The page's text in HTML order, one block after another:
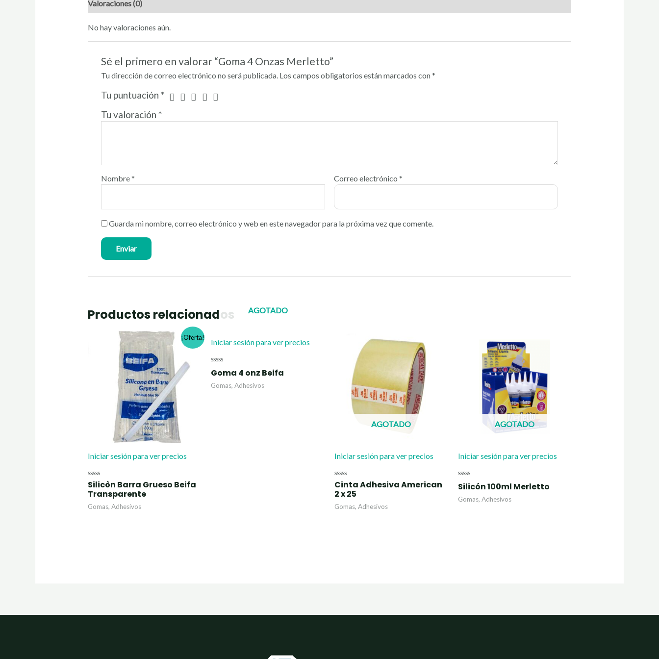
Valoraciones (0)
No hay valoraciones aún.
Sé el primero en valorar “Goma 4 Onzas Merletto”
Tu dirección de correo electrónico no será publicada. Los campos obligatorios están marcados con*
Tu puntuación*
Tu valoración*
Nombre* Correo electrónico*
Guarda mi nombre, correo electrónico y web en este navegador para la próxima vez que comente.
Productos relacionados
¡Oferta!
Iniciar sesión para ver precios
Valorado
con
0
5
Silicòn Barra Grueso Beifa
Transparente
Gomas, Adhesivos
AGOTADO
Iniciar sesión para ver precios
Valorado
con
0
de
Goma 4 onz Beifa
Gomas, Adhesivos
AGOTADO
Iniciar sesión para ver precios
Valorado
con
0
5
Cinta Adhesiva American
2 x 25
Gomas, Adhesivos
AGOTADO
Iniciar sesión para ver precios
Valorado
con
0
de
Silicón 100ml Merletto
Gomas, Adhesivos